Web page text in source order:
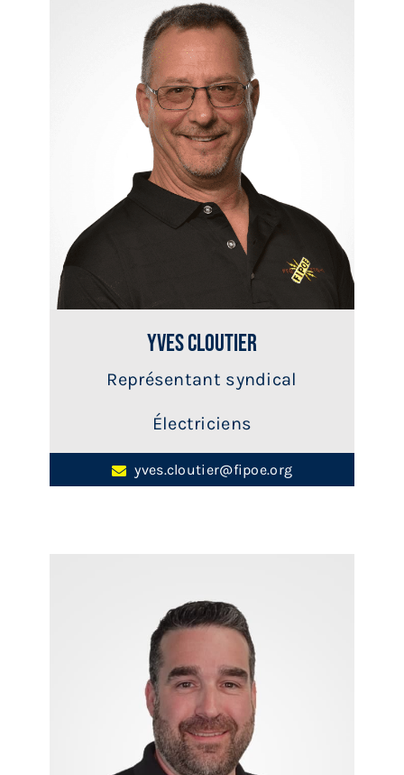
Yves Cloutier
Représentant syndical
Électriciens
yves.cloutier@fipoe.org